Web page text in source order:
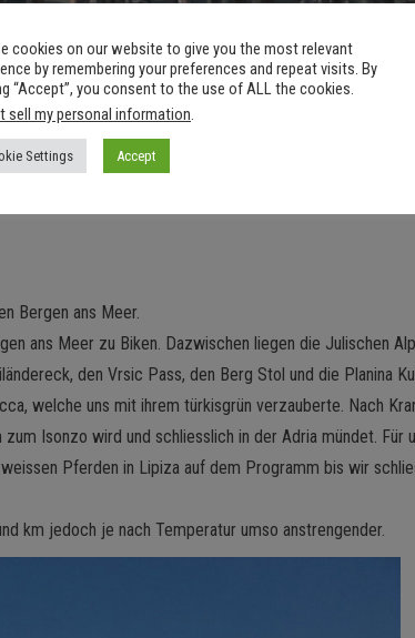
Bergen ans Meer.
ans Meer zu Biken. Dazwischen liegen die Julischen
den Vrsic Pass, den Berg Stol und die Planina
welche uns mit ihrem türkisgrün verzauberte. Nach
Isonzo wird und schliesslich in der Adria mündet. Für
Pferden in Lipiza auf dem Programm bis wir
km jedoch je nach Temperatur umso anstrengender.
cookies on our website to give you the most relevant
by remembering your preferences and repeat visits. By
“Accept”, you consent to the use of ALL the cookies.
sell my personal information.
Settings Accept